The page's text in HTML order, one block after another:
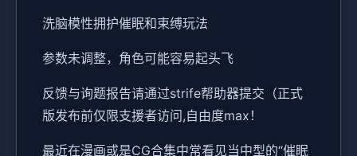
洗脑模性拥护催眠和束缚玩法
参数未调整，角色可能容易起头飞
反馈与询题报告请通过strife帮助器提交（正式
版发布前仅限支援者访问,自由度max！
最近在漫画或是CG合集中常看见当中型的“催眠